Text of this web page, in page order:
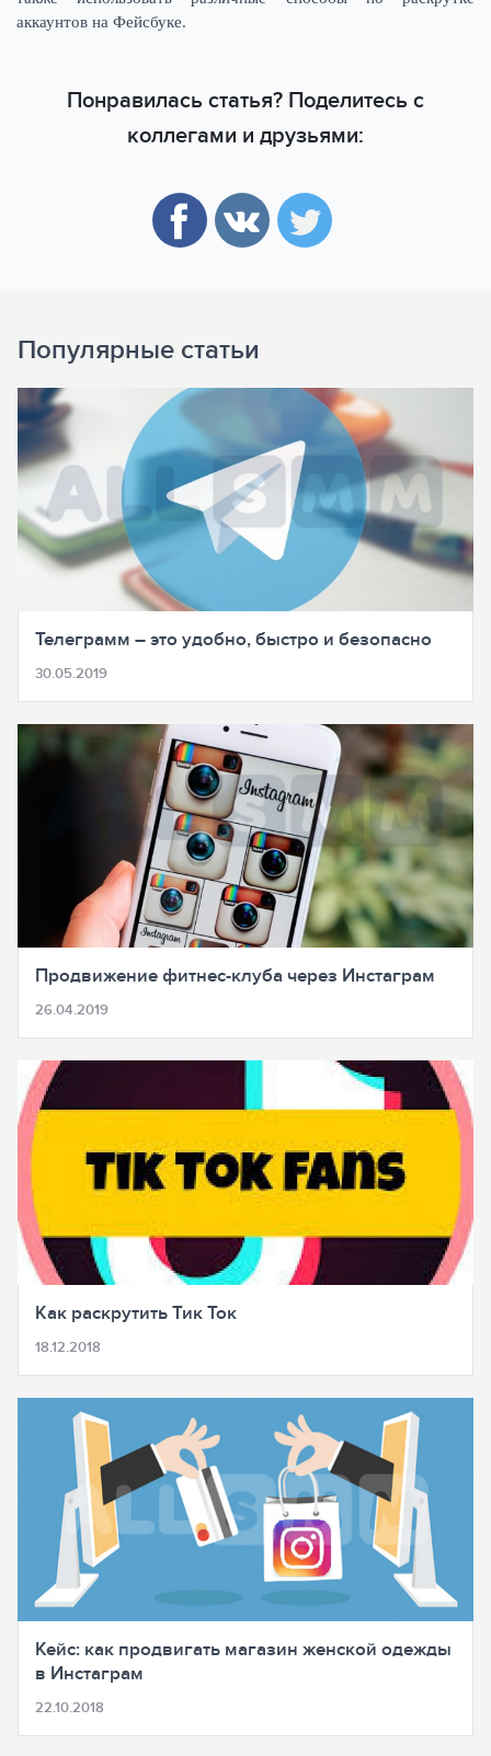
аккаунтов на Фейсбуке.
Понравилась статья? Поделитесь с
коллегами и друзьями:
Популярные статьи
Телеграмм – это удобно, быстро и безопасно
30.05.2019
Продвижение фитнес-клуба через Инстаграм
26.04.2019
Как раскрутить Тик Ток
18.12.2018
Кейс: как продвигать магазин женской одежды
в Инстаграм
22.10.2018